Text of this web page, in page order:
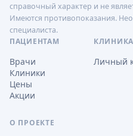
справочный характер и не
Имеются противопоказания.
специалиста.
ПАЦИЕНТАМ
Врачи
Клиники
Цены
Акции
Личный
О ПРОЕКТЕ